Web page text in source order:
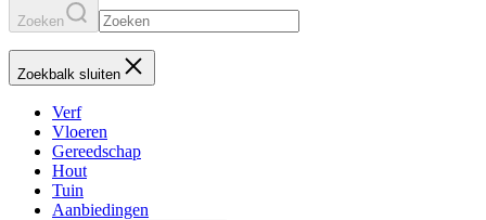
Zoeken
Zoekbalk sluiten
Verf
Vloeren
Gereedschap
Hout
Tuin
Aanbiedingen